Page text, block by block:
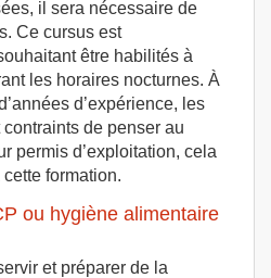
il sera nécessaire de
Ce cursus est
être habilités à
les horaires nocturnes. À
d’expérience, les
de penser au
permis d’exploitation, cela
formation.
ou hygiène alimentaire
et préparer de la